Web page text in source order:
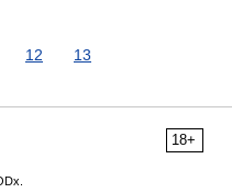
12 13
18+